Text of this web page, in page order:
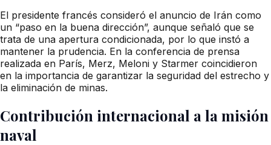
El presidente francés consideró el anuncio de Irán como
un “paso en la buena dirección”, aunque señaló que se
trata de una apertura condicionada, por lo que instó a
mantener la prudencia. En la conferencia de prensa
realizada en París, Merz, Meloni y Starmer coincidieron
en la importancia de garantizar la seguridad del estrecho y
la eliminación de minas.
Contribución internacional a la misión
naval